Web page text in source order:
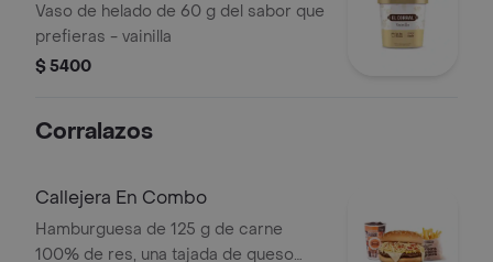
Vaso de helado de 60 g del sabor que
prefieras - vainilla
$ 5400
Corralazos
Callejera En Combo
Hamburguesa de 125 g de carne
100% de res, una tajada de queso